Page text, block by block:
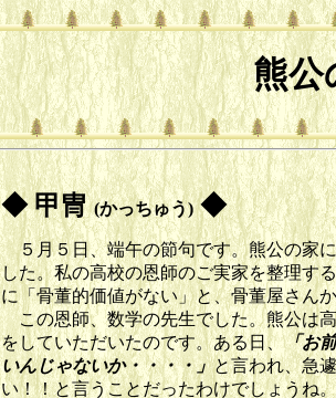
熊
◆ 甲冑(かっちゅう)◆
５月５日、端午の節句です。熊公の家
した。私の高校の恩師のご実家を整理す
に「骨董的価値がない」と、骨董屋さん
この恩師、数学の先生でした。熊公は
をしていただいたのです。ある日、「お
いんじゃないか・・・・」と言われ、急
い！！と言うことだったわけでしょうね